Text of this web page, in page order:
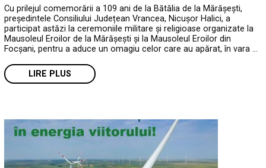
Cu prilejul comemorării a 109 ani de la Bătălia de la Mărășești,
președintele Consiliului Județean Vrancea, Nicușor Halici, a
participat astăzi la ceremoniile militare și religioase organizate la
Mausoleul Eroilor de la Mărășești și la Mausoleul Eroilor din
Focșani, pentru a aduce un omagiu celor care au apărat, în vara …
LIRE PLUS